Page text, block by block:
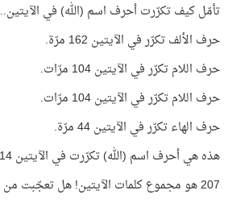
تأمّل كيف تكرّرت أحرف اسم (الله) في الآيتين..
حرف الألف تكرّر في الآيتين 162 مرّة.
حرف اللام تكرّر في الآيتين 104 مرّات.
حرف اللام تكرّر في الآيتين 104 مرّات.
حرف الهاء تكرّر في الآيتين44مرّة.
هذه هي أحرف اسم (الله) تكرّرت في الآيتين 414 مرّة، ويساوي 207 × 2
207 هو مجموع كلمات الآيتين! هل تعجّبت من ذلك؟!